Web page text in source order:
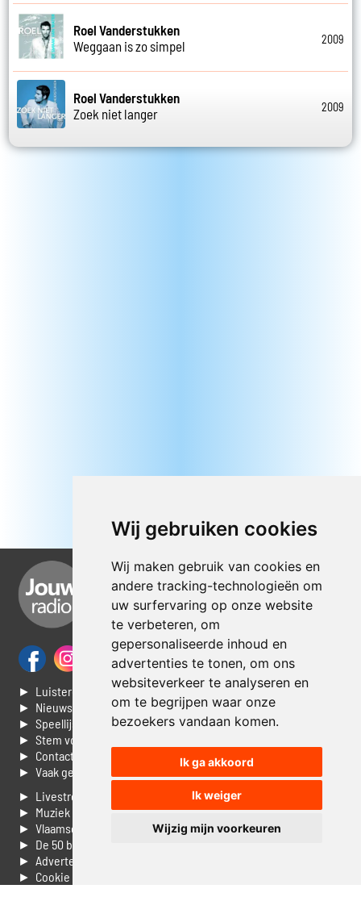
Wij gebruiken cookies
Wij maken gebruik van cookies en
andere tracking-technologieën om
uw surfervaring op onze website
te verbeteren, om
gepersonaliseerde inhoud en
advertenties te tonen, om ons
websiteverkeer te analyseren en
om te begrijpen waar onze
bezoekers vandaan komen.
Ik ga akkoord
Ik weiger
Wijzig mijn voorkeuren
Roel Vanderstukken
Weggaan is zo simpel
2009
Roel Vanderstukken
Zoek niet langer
2009
► Luisteren naar Jouwradio
► Nieuws
► Speellijst
► Stem voor de Dag top 3
► Contacteer ons
► Vaak gestelde vragen
► Livestream informatie
► Muziek opzoeken
► Vlaamse 100 Aller tijden
► De 50 beste van...
► Adverteren op Jouwradio
► Cookie voorkeuren wijzigen